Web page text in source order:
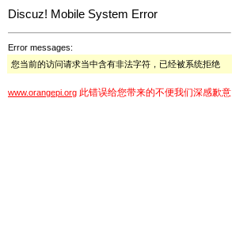
Discuz! Mobile System Error
Error messages:
您当前的访问请求当中含有非法字符，已经被系统拒绝
www.orangepi.org 此错误给您带来的不便我们深感歉意